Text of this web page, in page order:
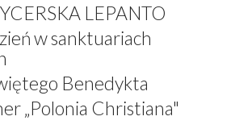
LEPANTO
w sanktuariach
Benedykta
„Polonia Christiana"